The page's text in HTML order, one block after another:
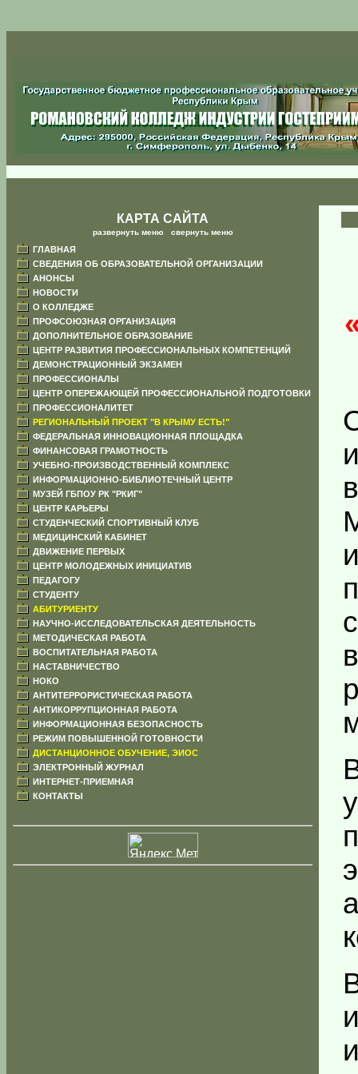
КАРТА САЙТА
развернуть меню свернуть меню
ГЛАВНАЯ
СВЕДЕНИЯ ОБ ОБРАЗОВАТЕЛЬНОЙ ОРГАНИЗАЦИИ
АНОНСЫ
НОВОСТИ
О КОЛЛЕДЖЕ
ПРОФСОЮЗНАЯ ОРГАНИЗАЦИЯ
ДОПОЛНИТЕЛЬНОЕ ОБРАЗОВАНИЕ
ЦЕНТР РАЗВИТИЯ ПРОФЕССИОНАЛЬНЫХ КОМПЕТЕНЦИЙ
ДЕМОНСТРАЦИОННЫЙ ЭКЗАМЕН
ПРОФЕССИОНАЛЫ
ЦЕНТР ОПЕРЕЖАЮЩЕЙ ПРОФЕССИОНАЛЬНОЙ ПОДГОТОВКИ
ПРОФЕССИОНАЛИТЕТ
РЕГИОНАЛЬНЫЙ ПРОЕКТ "В КРЫМУ ЕСТЬ!"
ФЕДЕРАЛЬНАЯ ИННОВАЦИОННАЯ ПЛОЩАДКА
ФИНАНСОВАЯ ГРАМОТНОСТЬ
УЧЕБНО-ПРОИЗВОДСТВЕННЫЙ КОМПЛЕКС
ИНФОРМАЦИОННО-БИБЛИОТЕЧНЫЙ ЦЕНТР
МУЗЕЙ ГБПОУ РК "РКИГ"
ЦЕНТР КАРЬЕРЫ
СТУДЕНЧЕСКИЙ СПОРТИВНЫЙ КЛУБ
МЕДИЦИНСКИЙ КАБИНЕТ
ДВИЖЕНИЕ ПЕРВЫХ
ЦЕНТР МОЛОДЕЖНЫХ ИНИЦИАТИВ
ПЕДАГОГУ
СТУДЕНТУ
АБИТУРИЕНТУ
НАУЧНО-ИССЛЕДОВАТЕЛЬСКАЯ ДЕЯТЕЛЬНОСТЬ
МЕТОДИЧЕСКАЯ РАБОТА
ВОСПИТАТЕЛЬНАЯ РАБОТА
НАСТАВНИЧЕСТВО
НОКО
АНТИТЕРРОРИСТИЧЕСКАЯ РАБОТА
АНТИКОРРУПЦИОННАЯ РАБОТА
ИНФОРМАЦИОННАЯ БЕЗОПАСНОСТЬ
РЕЖИМ ПОВЫШЕННОЙ ГОТОВНОСТИ
ДИСТАНЦИОННОЕ ОБУЧЕНИЕ, ЭИОС
ЭЛЕКТРОННЫЙ ЖУРНАЛ
ИНТЕРНЕТ-ПРИЕМНАЯ
КОНТАКТЫ